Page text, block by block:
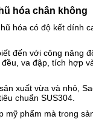
hóa chân không
hóa có độ kết dính
đến với công năng
va đập, tích hợp
xuất vừa và nhỏ,
chuẩn SUS304.
mỹ phẩm mà trong